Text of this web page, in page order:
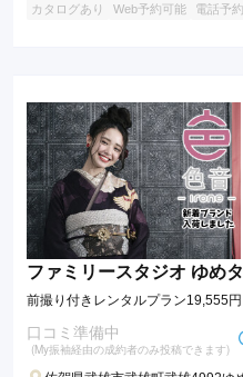
カタログあり Web予約可能 電話予
ファミリースタジオ ゆめ
前撮り付きレンタルプラン19,555
口コミ準備中
(My振袖経由の成約者のみ投稿できます)